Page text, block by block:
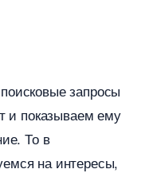
запросы
и показываем ему
То
на интересы,